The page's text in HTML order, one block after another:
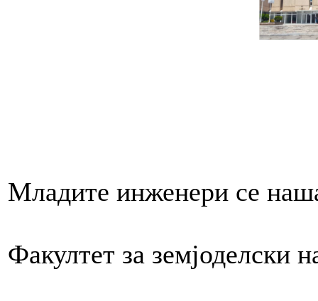
Младите инженери се
Факултет за земјоделски